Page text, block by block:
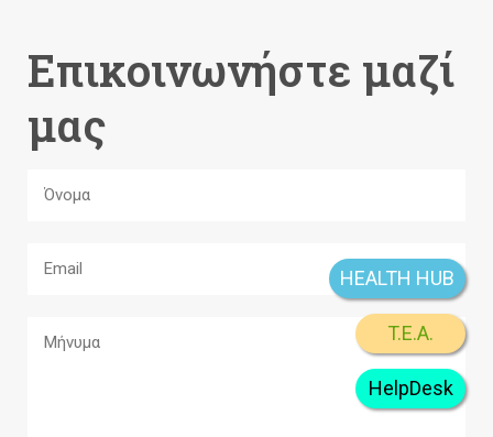
Επικοινωνήστε μαζί
μας
HelpDesk
T.E.A.
HEALTH HUB